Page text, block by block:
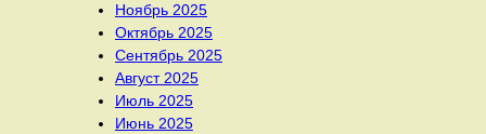
Ноябрь 2025
Октябрь 2025
Сентябрь 2025
Август 2025
Июль 2025
Июнь 2025